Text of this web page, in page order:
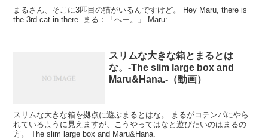
まるさん、そこに3匹目の猫がいるんですけど。 Hey Maru, there is
the 3rd cat in there. まる：「へー。」 Maru:
スリムな大きな箱とまるとは
な。-The slim large box and
Maru&Hana.-（動画）
スリムな大きな箱を拠点に遊ぶまるとはな。 まるがコテンパにやら
れているように見えますが、こうやってはなと遊びたいのはまるの
方。 The slim large box and Maru&Hana.